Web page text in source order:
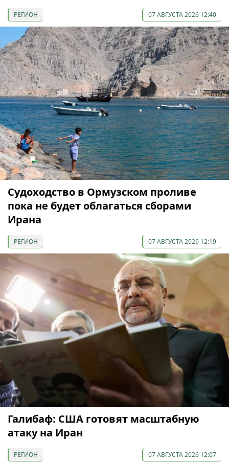
РЕГИОН 07 АВГУСТА 2026 12:40
Судоходство в Ормузском проливе
пока не будет облагаться сборами
Ирана
РЕГИОН 07 АВГУСТА 2026 12:19
Галибаф: США готовят масштабную
атаку на Иран
РЕГИОН 07 АВГУСТА 2026 12:07